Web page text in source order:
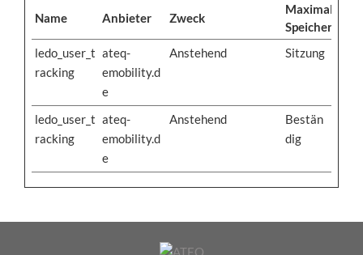
Name Anbieter Zweck
Maximale
ledo_user_t
racking
ateq-
emobility.d
e
Anstehend Sitzung
ledo_user_t
racking
ateq-
emobility.d
e
Anstehend
Bestän
dig